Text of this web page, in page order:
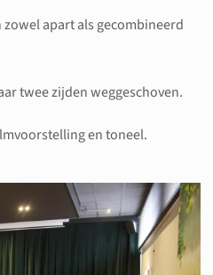
apart als gecombineerd
twee zijden weggeschoven.
en toneel.